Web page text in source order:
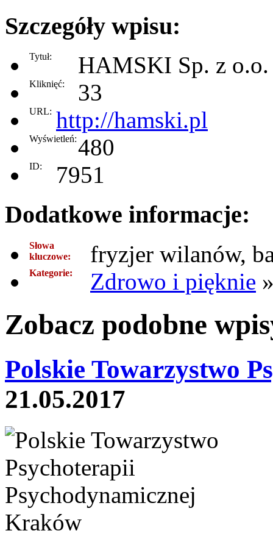
Szczegóły wpisu:
Tytuł: HAMSKI Sp. z o.o.
Kliknięć: 33
URL: http://hamski.pl
Wyświetleń:480
ID: 7951
Dodatkowe informacje:
Słowa
kluczowe:
fryzjer wilanów,
Kategorie: Zdrowo i pięknie
Zobacz podobne
Polskie Towarzystwo
21.05.2017